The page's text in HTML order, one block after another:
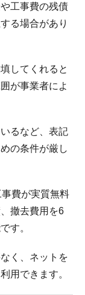
工事費の残債
る場合があり
してくれると
が事業者によ
るなど、表記
の条件が厳し
費が実質無料
撤去費用を6
す。
く、ネットを
用できます。